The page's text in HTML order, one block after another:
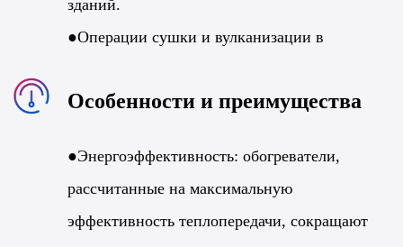
зданий.
●Операции сушки и вулканизации в
лакокрасочной промышленности.
регулирования температуры.
Особенности и преимущества
●Энергоэффективность: обогреватели,
рассчитанные на максимальную
эффективность теплопередачи, сокращают